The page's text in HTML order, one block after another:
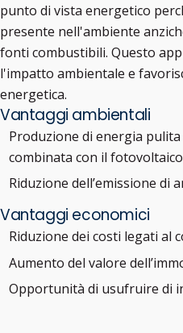
punto di vista energetico
presente nell'ambiente
fonti combustibili. Questo
l'impatto ambientale e
energetica.
Vantaggi ambientali
Produzione di energia
combinata con il fotovoltaico
Riduzione dell’emissione di
Vantaggi economici
Riduzione dei costi legati al
Aumento del valore
Opportunità di usufruire di